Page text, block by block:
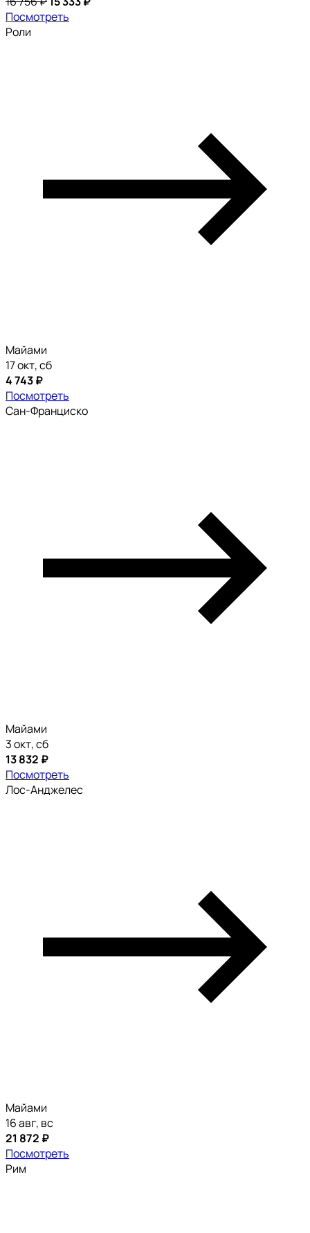
Посмотреть
Роли
Майами
17 окт, сб
4 743 ₽
Посмотреть
Сан-Франциско
Майами
3 окт, сб
13 832 ₽
Посмотреть
Лос-Анджелес
Майами
16 авг, вс
21 872 ₽
Посмотреть
Рим